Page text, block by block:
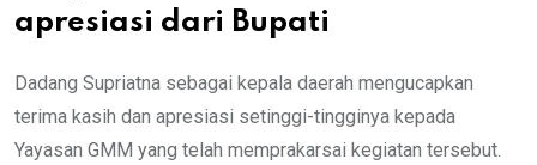
apresiasi dari Bupati
Dadang Supriatna sebagai kepala daerah mengucapkan
terima kasih dan apresiasi setinggi-tingginya kepada
Yayasan GMM yang telah memprakarsai kegiatan tersebut.